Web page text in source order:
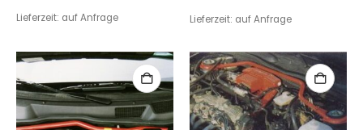
Lieferzeit: auf Anfrage Lieferzeit: auf Anfrage